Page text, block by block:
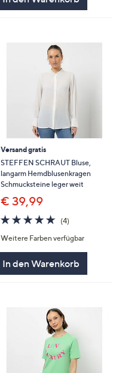
Versand gratis
STEFFEN SCHRAUT Bluse,
langarm Hemdblusenkragen
Schmucksteine leger weit
€ 39,99
5.0
von
5
(4)
Weitere Farben verfügbar
In den Warenkorb